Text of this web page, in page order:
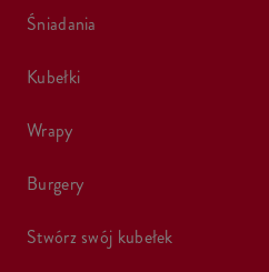
śniadania
kubełki
wrapy
burgery
stwórz swój kubełek